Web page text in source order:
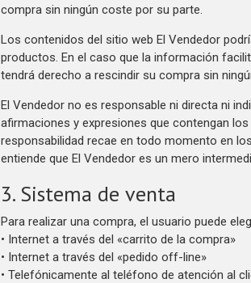
compra sin ningún coste por su parte.
Los contenidos del sitio web El Vendedor
productos. En el caso que la información
tendrá derecho a rescindir su compra sin
El Vendedor no es responsable ni directa ni
afirmaciones y expresiones que contengan
responsabilidad recae en todo momento en
entiende que El Vendedor es un mero
3. Sistema de venta
Para realizar una compra, el usuario puede
• Internet a través del «carrito de la compra»
• Internet a través del «pedido off-line»
• Telefónicamente al teléfono de atención al